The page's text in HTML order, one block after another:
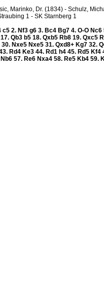
Marinko, Dr. (1834) - Schulz,
1 - SK Starnberg 1
c5 2. Nf3 g6 3. Bc4 Bg7 4. O-O Nc6
17. Qb3 b5 18. Qxb5 Rb8 19. Qxc5
30. Nxe5 Nxe5 31. Qxd8+ Kg7 32.
Rd4 Ke3 44. Rd1 h4 45. Rd5 Kf4
Nb6 57. Re6 Nxa4 58. Re5 Kb4 59.